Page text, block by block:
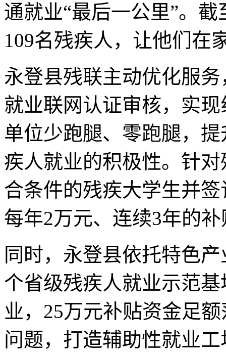
通就业“最后一公里”。
109名残疾人，让他们在
永登县残联主动优化服
就业联网认证审核，实
单位少跑腿、零跑腿，
疾人就业的积极性。针
合条件的残疾大学生并
每年2万元、连续3年的
同时，永登县依托特色
个省级残疾人就业示范
业，25万元补贴资金足
问题，打造辅助性就业